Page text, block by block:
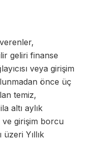
geliri finanse
veya girişim
önce üç
temiz,
altı aylık
ve girişim borcu
Yıllık